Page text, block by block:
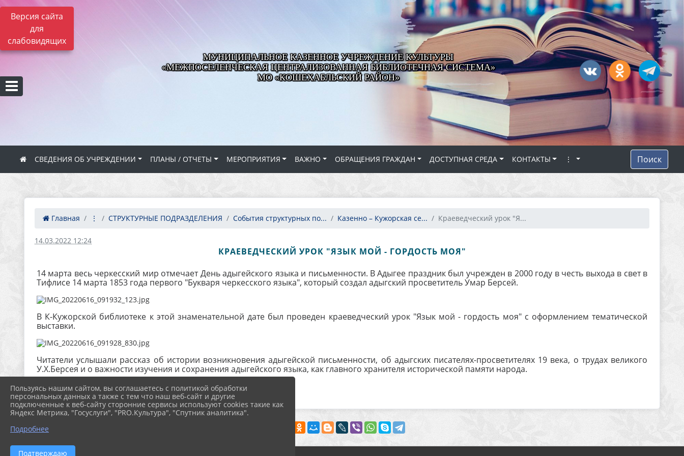
Версия сайта
для
слабовидящих
МУНИЦИПАЛЬНОЕ КАЗЕННОЕ УЧРЕЖДЕНИЕ КУЛЬТУРЫ
«МЕЖПОСЕЛЕНЧЕСКАЯ ЦЕНТРАЛИЗОВАННАЯ БИБЛИОТЕЧНАЯ СИСТЕМА»
МО «КОШЕХАБЛЬСКИЙ РАЙОН»
СВЕДЕНИЯ ОБ УЧРЕЖДЕНИИ ПЛАНЫ / ОТЧЕТЫ МЕРОПРИЯТИЯ ВАЖНО ОБРАЩЕНИЯ ГРАЖДАН ДОСТУПНАЯ СРЕДА КОНТАКТЫ ⋮ Поиск
Главная ⋮ СТРУКТУРНЫЕ ПОДРАЗДЕЛЕНИЯ События структурных по... Казенно – Кужорская се... Краеведческий урок "Я...
14.03.2022 12:24
КРАЕВЕДЧЕСКИЙ УРОК "ЯЗЫК МОЙ - ГОРДОСТЬ МОЯ"
14 марта весь черкесский мир отмечает День адыгейского языка и письменности. В Адыгее праздник был учрежден в 2000 году в честь выхода в свет в
Тифлисе 14 марта 1853 года первого "Букваря черкесского языка", который создал адыгский просветитель Умар Берсей.
В К-Кужорской библиотеке к этой знаменательной дате был проведен краеведческий урок "Язык мой - гордость моя" с оформлением тематической
выставки.
Читатели услышали рассказ об истории возникновения адыгейской письменности, об адыгских писателях-просветителях 19 века, о трудах великого
У.Х.Берсея и о важности изучения и сохранения адыгейского языка, как главного хранителя исторической памяти народа.
Пользуясь нашим сайтом, вы соглашаетесь с политикой обработки
персональных данных а также с тем что наш веб-сайт и другие
подключенные к веб-сайту сторонние сервисы используют cookies такие как
Яндекс Метрика, "Госуслуги", "PRO.Культура", "Спутник аналитика".
Подробнее
Подтверждаю